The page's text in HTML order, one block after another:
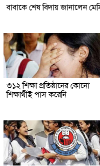
বাবাকে শেষ বিদায় জানালেন
৩১২ শিক্ষা প্রতিষ্ঠানের কোনো
শিক্ষার্থীই পাস করেনি